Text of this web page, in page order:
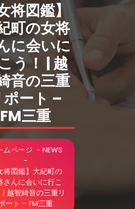
将図鑑】
町の女将
に会いに
う！ | 越
音の三重
ポート –
FM三重
ムページ - NEWS
-
将図鑑】大紀町の
さんに会いに行こ
| 越智綺音の三重リ
ート – FM三重